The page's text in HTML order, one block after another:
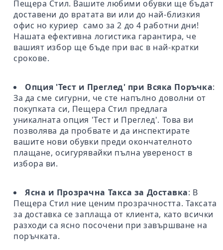
Пещера Стил. Вашите любими обувки ще бъдат
доставени до вратата ви или до най-близкия
офис но куриер само за 2 до 4 работни дни!
Нашата ефективна логистика гарантира, че
вашият избор ще бъде при вас в най-кратки
срокове.
Опция 'Тест и Преглед' при Всяка Поръчка:
За да сме сигурни, че сте напълно доволни от
покупката си, Пещера Стил предлага
уникалната опция 'Тест и Преглед'. Това ви
позволява да пробвате и да инспектирате
вашите нови обувки преди окончателното
плащане, осигурявайки пълна увереност в
избора ви.
Ясна и Прозрачна Такса за Доставка: В
Пещера Стил ние ценим прозрачността. Таксата
за доставка се заплаща от клиента, като всички
разходи са ясно посочени при завършване на
поръчката.